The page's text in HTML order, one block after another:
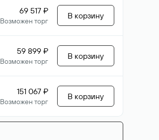
69 517 ₽
Возможен торг
В корзину
59 899 ₽
Возможен торг
В корзину
151 067 ₽
Возможен торг
В корзину